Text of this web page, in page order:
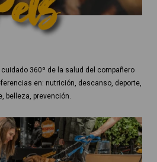
360º de la salud del compañero
en: nutrición, descanso, deporte,
belleza, prevención.